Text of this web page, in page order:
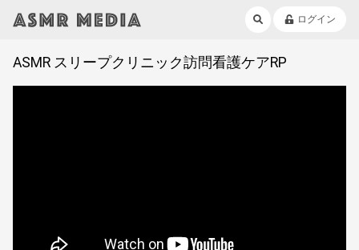
ログイン
ASMR スリープクリニック訪問看護ケアRP